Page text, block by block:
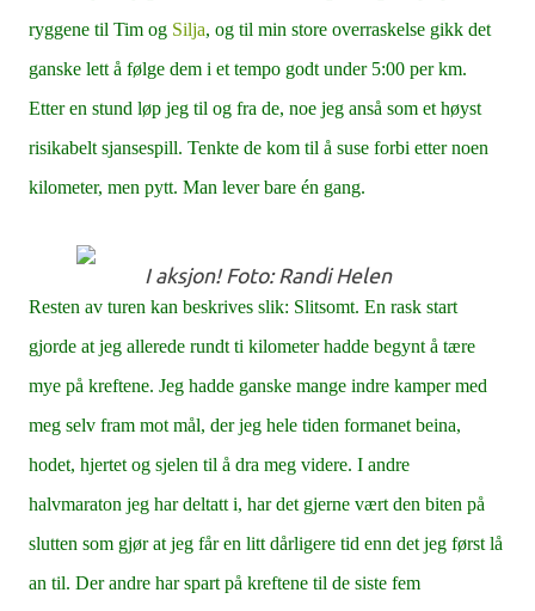
ryggene til Tim og Silja, og til min store overraskelse gikk det
ganske lett å følge dem i et tempo godt under 5:00 per km.
Etter en stund løp jeg til og fra de, noe jeg anså som et høyst
risikabelt sjansespill. Tenkte de kom til å suse forbi etter noen
kilometer, men pytt. Man lever bare én gang.
I aksjon! Foto: Randi Helen
Resten av turen kan beskrives slik: Slitsomt. En rask start
gjorde at jeg allerede rundt ti kilometer hadde begynt å tære
mye på kreftene. Jeg hadde ganske mange indre kamper med
meg selv fram mot mål, der jeg hele tiden formanet beina,
hodet, hjertet og sjelen til å dra meg videre. I andre
halvmaraton jeg har deltatt i, har det gjerne vært den biten på
slutten som gjør at jeg får en litt dårligere tid enn det jeg først lå
an til. Der andre har spart på kreftene til de siste fem